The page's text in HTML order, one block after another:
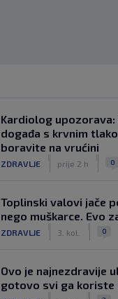
Kardiolog upozorava:
događa s krvnim
boravite na vrućini
ZDRAVLJE prije 2 h 0
Toplinski valovi jače
nego muškarce. Evo
ZDRAVLJE 3. kol. 0
Ovo je najnezdravije
gotovo svi ga koriste